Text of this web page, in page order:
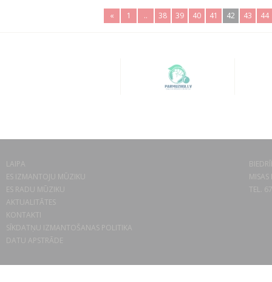
« 1 .. 38 39 40 41 42 43 44
LAIPA
ES IZMANTOJU MŪZIKU
ES RADU MŪZIKU
AKTUALITĀTES
KONTAKTI
SĪKDATŅU IZMANTOŠANAS POLITIKA
DATU APSTRĀDE
TEL.